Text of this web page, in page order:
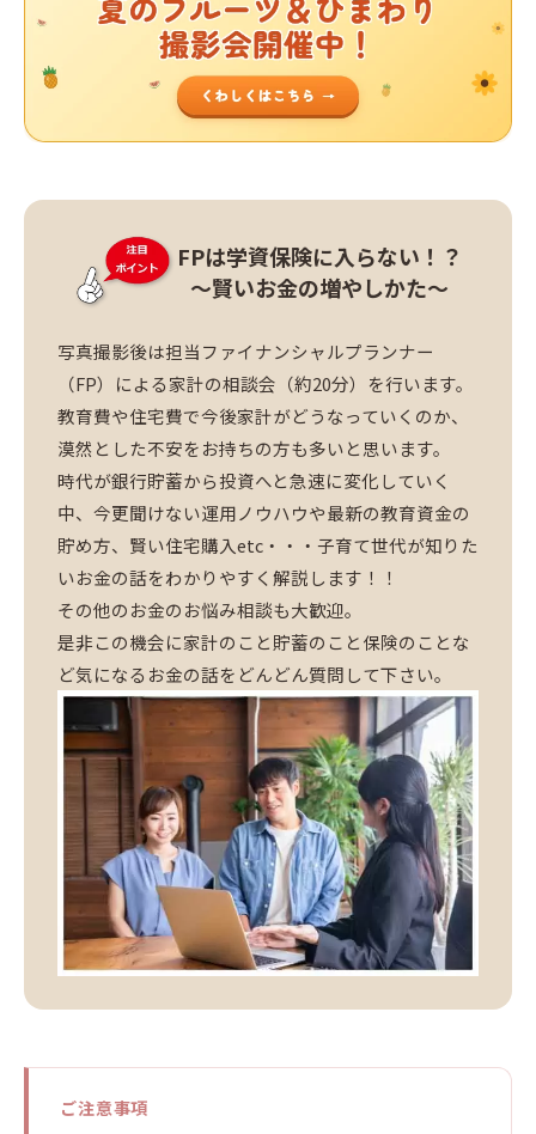
FPは学資保険に入らない！？
～賢いお金の増やしかた～
写真撮影後は担当ファイナンシャルプランナー
（FP）による家計の相談会（約20分）を行います。
教育費や住宅費で今後家計がどうなっていくのか、
漠然とした不安をお持ちの方も多いと思います。
時代が銀行貯蓄から投資へと急速に変化していく
中、今更聞けない運用ノウハウや最新の教育資金の
貯め方、賢い住宅購入etc・・・子育て世代が知りた
いお金の話をわかりやすく解説します！！
その他のお金のお悩み相談も大歓迎。
是非この機会に家計のこと貯蓄のこと保険のことな
ど気になるお金の話をどんどん質問して下さい。
ご注意事項